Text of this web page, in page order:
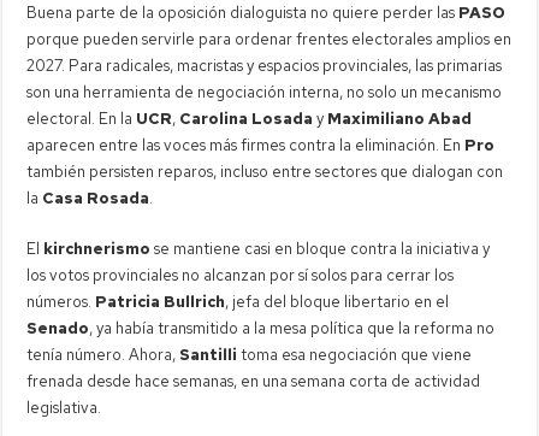
Buena parte de la oposición dialoguista no quiere perder las PASO
porque pueden servirle para ordenar frentes electorales amplios en
2027. Para radicales, macristas y espacios provinciales, las primarias
son una herramienta de negociación interna, no solo un mecanismo
electoral. En la UCR, Carolina Losada y Maximiliano Abad
aparecen entre las voces más firmes contra la eliminación. En Pro
también persisten reparos, incluso entre sectores que dialogan con
la Casa Rosada.
El kirchnerismo se mantiene casi en bloque contra la iniciativa y
los votos provinciales no alcanzan por sí solos para cerrar los
números. Patricia Bullrich, jefa del bloque libertario en el
Senado, ya había transmitido a la mesa política que la reforma no
tenía número. Ahora, Santilli toma esa negociación que viene
frenada desde hace semanas, en una semana corta de actividad
legislativa.